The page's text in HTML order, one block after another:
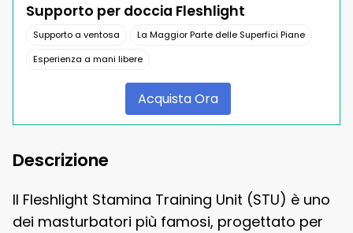
Supporto per doccia Fleshlight
Supporto a ventosa
La Maggior Parte delle Superfici Piane
Esperienza a mani libere
Acquista Ora
Descrizione
Il Fleshlight Stamina Training Unit (STU) è uno
dei masturbatori più famosi, progettato per